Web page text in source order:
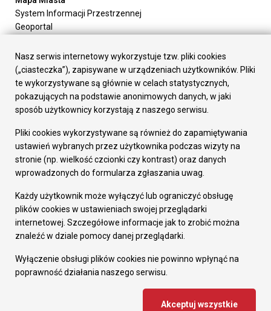
System Informacji Przestrzennej
Geoportal
Załatw sprawę
Prezydent Miasta
Rada Miasta
Wydziały
Elektroniczna Skrzynka Podawcza
Gospodarka
Fundusze europejskie
Środki krajowe
Oferty inwestycyjne
Pozostałe
Deklaracja dostępności
Dane osobowe
Dodaj opinię o witrynie
Nasz serwis internetowy wykorzystuje tzw. pliki cookies
(„ciasteczka”), zapisywane w urządzeniach użytkowników. Pliki
te wykorzystywane są głównie w celach statystycznych,
pokazujących na podstawie anonimowych danych, w jaki
sposób użytkownicy korzystają z naszego serwisu.
Pliki cookies wykorzystywane są również do zapamiętywania
ustawień wybranych przez użytkownika podczas wizyty na
stronie (np. wielkość czcionki czy kontrast) oraz danych
wprowadzonych do formularza zgłaszania uwag.
Każdy użytkownik może wyłączyć lub ograniczyć obsługę
plików cookies w ustawieniach swojej przeglądarki
internetowej. Szczegółowe informacje jak to zrobić można
znaleźć w dziale pomocy danej przeglądarki.
Wyłączenie obsługi plików cookies nie powinno wpłynąć na
poprawność działania naszego serwisu.
Akceptuj wszystkie